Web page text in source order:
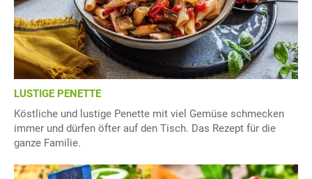
LUSTIGE PENETTE
Köstliche und lustige Penette mit viel Gemüse schmecken
immer und dürfen öfter auf den Tisch. Das Rezept für die
ganze Familie.